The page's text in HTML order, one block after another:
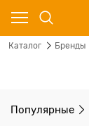
Каталог Бренды
Популярные